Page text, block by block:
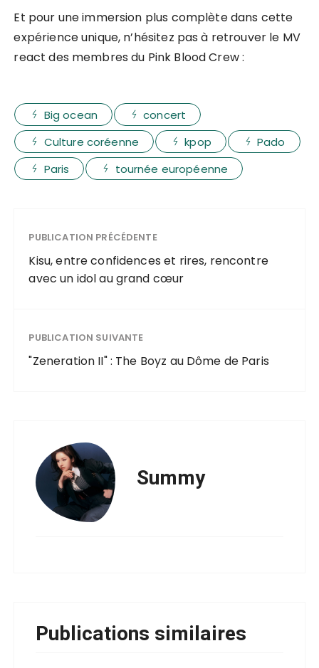
Et pour une immersion plus complète dans cette
expérience unique, n’hésitez pas à retrouver le MV
react des membres du Pink Blood Crew :
Big ocean
concert
Culture coréenne
kpop
Pado
Paris
tournée européenne
PUBLICATION PRÉCÉDENTE
Kisu, entre confidences et rires, rencontre
avec un idol au grand cœur
PUBLICATION SUIVANTE
"Zeneration II" : The Boyz au Dôme de Paris
Summy
Publications similaires